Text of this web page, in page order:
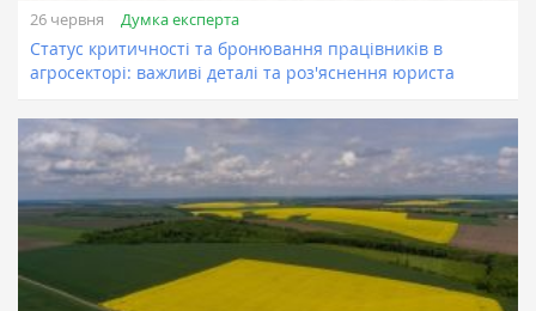
26 червня Думка експерта
Статус критичності та бронювання працівників в
агросекторі: важливі деталі та роз'яснення юриста